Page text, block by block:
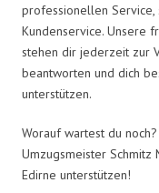
professionellen Service,
Kundenservice. Unsere
stehen dir jederzeit zur
beantworten und dich
unterstützen.
Worauf wartest du
Umzugsmeister Schmitz
Edirne unterstützen!